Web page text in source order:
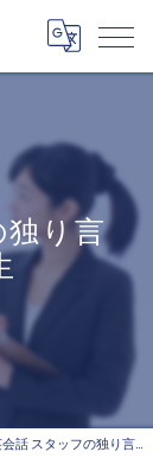
独り言
タッフの独り言 小さな可愛い先生